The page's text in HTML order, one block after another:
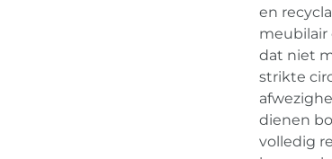
en
meubilair
dat niet
strikte
dienen
volledig